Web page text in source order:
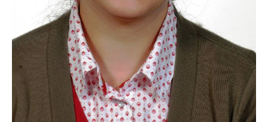
About Faculty
News
Faculty’s Team
Faculty’s Team
Library & Magazines
Contact